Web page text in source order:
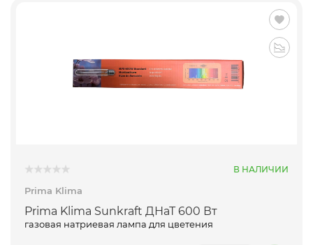
В НАЛИЧИИ
Prima Klima
Prima Klima Sunkraft ДНаТ 600 Вт
газовая натриевая лампа для цветения